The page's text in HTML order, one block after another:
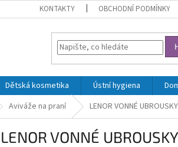
KONTAKTY OBCHODNÍ PODMÍNKY
Dětská kosmetika Ústní hygiena
Aviváže na praní LENOR VONNÉ
LENOR VONNÉ